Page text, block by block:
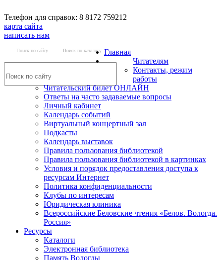
Телефон для справок: 8 8172 759212
карта сайта
написать нам
Поиск по сайту Поиск по каталогу Главная
Читателям
Контакты, режим
работы
Читательский билет ОНЛАЙН
Ответы на часто задаваемые вопросы
Личный кабинет
Календарь событий
Виртуальный концертный зал
Подкасты
Календарь выставок
Правила пользования библиотекой
Правила пользования библиотекой в картинках
Условия и порядок предоставления доступа к
ресурсам Интернет
Политика конфиденциальности
Клубы по интересам
Юридическая клиника
Всероссийские Беловские чтения «Белов. Вологда.
Россия»
Ресурсы
Каталоги
Электронная библиотека
Память Вологды